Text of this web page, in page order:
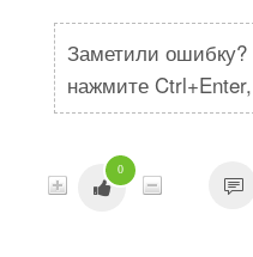
Заметили
нажмите
0